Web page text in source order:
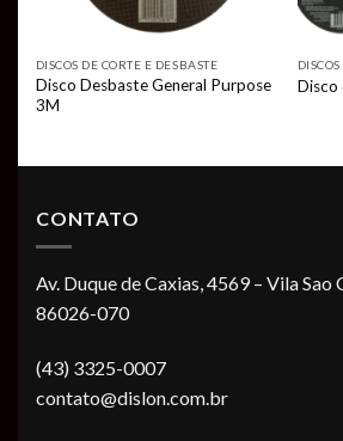
DISCOS DE CORTE E DESBASTE
Disco Desbaste General Purpose
3M
Disco
CONTATO
Av. Duque de Caxias, 4569 – Vila Sao
86026-070
(43) 3325-0007
contato@dislon.com.br